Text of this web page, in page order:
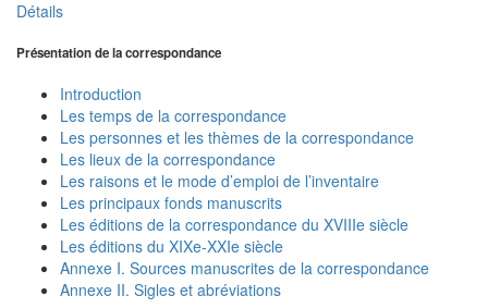
Détails
Présentation de la correspondance
Introduction
Les temps de la correspondance
Les personnes et les thèmes de la correspondance
Les lieux de la correspondance
Les raisons et le mode d’emploi de l’inventaire
Les principaux fonds manuscrits
Les éditions de la correspondance du XVIIIe siècle
Les éditions du XIXe-XXIe siècle
Annexe I. Sources manuscrites de la correspondance
Annexe II. Sigles et abréviations